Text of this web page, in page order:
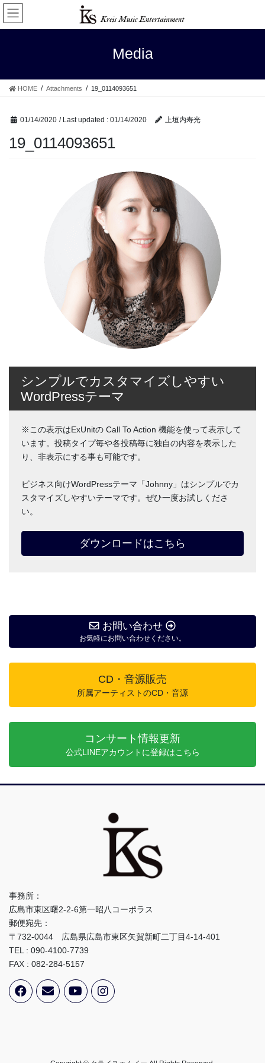
Skip
the
Skip
the
Media
HOME Attachments 19_0114093651
01/14/2020 / Last updated : 01/14/2020 上垣内寿光
19_0114093651
シンプルでカスタマイズしやすい
WordPressテーマ
※この表示はExUnitの Call To Action 機能を使って表示して
います。投稿タイプ毎や各投稿毎に独自の内容を表示した
り、非表示にする事も可能です。
ビジネス向けWordPressテーマ「Johnny」はシンプルでカ
スタマイズしやすいテーマです。ぜひ一度お試しくださ
い。
ダウンロードはこちら
お問い合わせ
お気軽にお問い合わせください。
CD・音源販売
所属アーティストのCD・音源
コンサート情報更新
公式LINEアカウントに登録はこちら
事務所：
広島市東区曙2-2-6第一昭八コーポラス
郵便宛先：
〒732-0044 広島県広島市東区矢賀新町二丁目4-14-401
TEL : 090-4100-7739
FAX : 082-284-5157